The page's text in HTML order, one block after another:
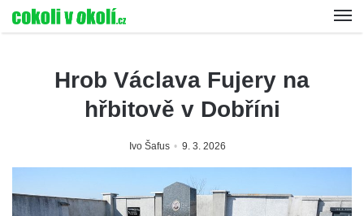
Hrob Václava Fujery na
hřbitově v Dobříni
Ivo Šafus 9. 3. 2026